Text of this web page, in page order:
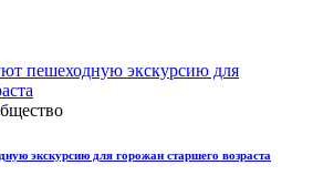
экскурсию для горожан старшего возраста